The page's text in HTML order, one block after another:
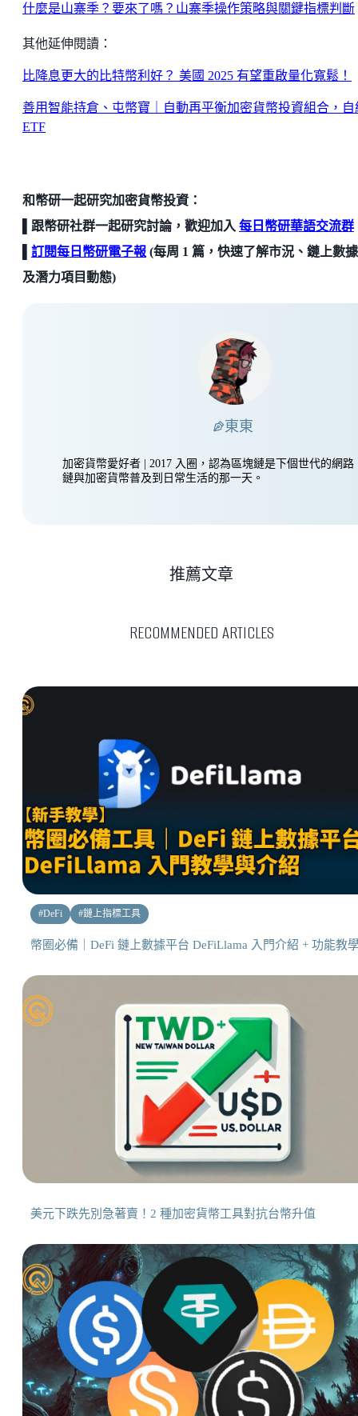
什麼是山寨季？要來了嗎？山寨季操作策略與關鍵指標判斷
其他延伸閱讀：
比降息更大的比特幣利好？ 美國 2025 有望重啟量化寬鬆！
善用智能持倉、屯幣寶｜自動再平衡加密貨幣投資組合，自
ETF
和幣研一起研究加密貨幣投資：
▌跟幣研社群一起研究討論，歡迎加入 每日幣研華語交流群
訂閱每日幣研電子報 (每周 1 篇，快速了解市況、鏈上數
及潛力項目動態)
東東
加密貨幣愛好者 | 2017 入圈，認為區塊鏈是下個世代的網路
鏈與加密貨幣普及到日常生活的那一天。
RECOMMENDED ARTICLES
推薦文章
#DeFi #鏈上指標工具
幣圈必備｜DeFi 鏈上數據平台 DeFiLlama 入門介紹 + 功能教
美元下跌先別急著賣！2 種加密貨幣工具對抗台幣升值